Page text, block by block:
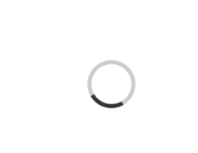
Laden...